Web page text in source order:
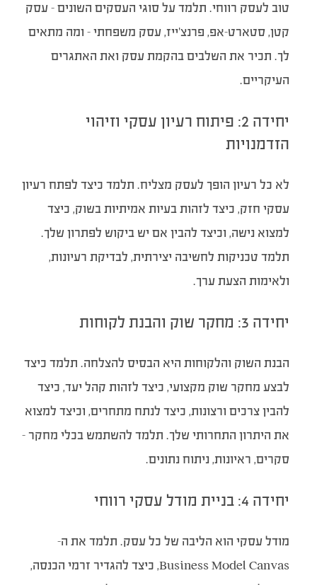
טוב לעסק רווחי. תלמד על סוגי העסקים השונים – עסק
קטן, סטארט-אפ, פרנצ’ייז, עסק משפחתי – ומה מתאים
לך. תכיר את השלבים בהקמת עסק ואת האתגרים
העיקריים.
יחידה 2: פיתוח רעיון עסקי וזיהוי
הזדמנויות
לא כל רעיון הופך לעסק מצליח. תלמד כיצד לפתח רעיון
עסקי חזק, כיצד לזהות בעיות אמיתיות בשוק, כיצד
למצוא נישה, וכיצד להבין אם יש ביקוש לפתרון שלך.
תלמד טכניקות לחשיבה יצירתית, לבדיקת רעיונות,
ולאימות הצעת ערך.
יחידה 3: מחקר שוק והבנת לקוחות
הבנת השוק והלקוחות היא הבסיס להצלחה. תלמד כיצד
לבצע מחקר שוק מקצועי, כיצד לזהות קהל יעד, כיצד
להבין צרכים ורצונות, כיצד לנתח מתחרים, וכיצד למצוא
את היתרון התחרותי שלך. תלמד להשתמש בכלי מחקר –
סקרים, ראיונות, ניתוח נתונים.
יחידה 4: בניית מודל עסקי רווחי
מודל עסקי הוא הליבה של כל עסק. תלמד את ה-
Business Model Canvas, כיצד להגדיר זרמי הכנסה,